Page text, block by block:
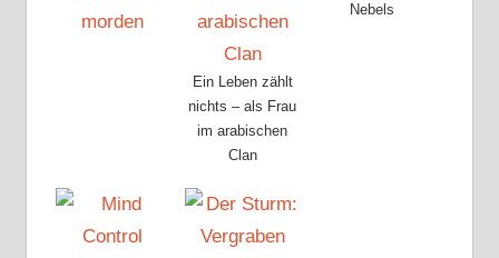
Ein Leben zählt
nichts – als Frau
im arabischen
Clan
Nebels